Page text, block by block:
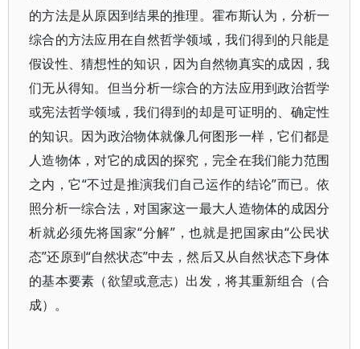
的方法是从原因到结果的推理。霍布斯认为，分析一
综合的方法应用在自然哲学领域，我们得到的只能是
假设性、猜想性的知识，因为自然物真实的成因，我
们无从得知。但当分析一综合的方法应用到政治哲学
或宪法哲学领域，我们得到的却是可证明的、确定性
的知识。因为政治物体就像几何图形一样，它们都是
人造物体，对它的成因的探究，完全在我们能力范围
之内，它“不过是推演我们自己运作的结论”而已。依
照分析一综合法，对国家这一最大人造物体的成因分
析就必须先将国家“分解”，也就是把国家由“公民状
态”还原到“自然状态”中去，然后又从自然状态下身体
的基本要素（欲望或意志）出发，将其重新组合（合
成）。